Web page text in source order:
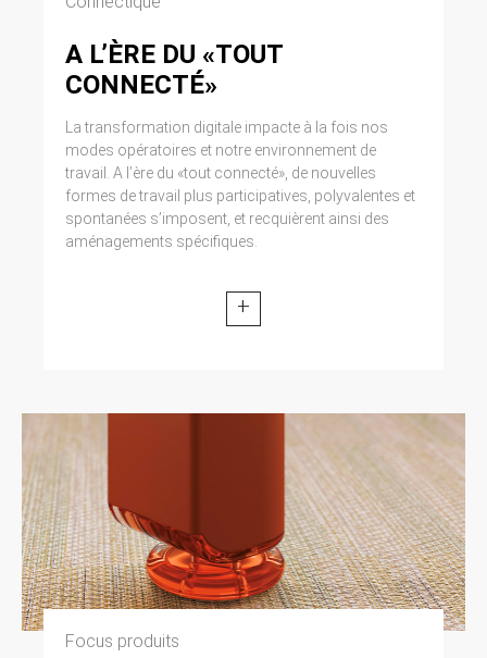
A L’ÈRE DU «TOUT
CONNECTÉ»
La transformation digitale impacte à la fois nos
modes opératoires et notre environnement de
travail. A l’ère du «tout connecté», de nouvelles
formes de travail plus participatives, polyvalentes et
spontanées s’imposent, et recquièrent ainsi des
aménagements spécifiques.
+
Focus produits